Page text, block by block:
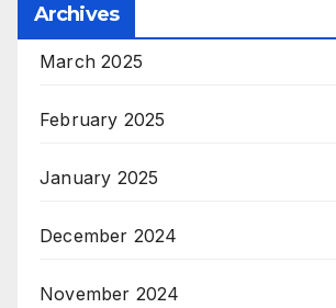
Archives
March 2025
February 2025
January 2025
December 2024
November 2024